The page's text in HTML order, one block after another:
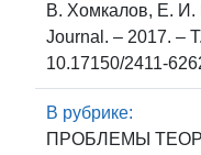
В. Хомкалов, Е. И.
Journal. – 2017. –
10.17150/2411-
В рубрике:
ПРОБЛЕМЫ